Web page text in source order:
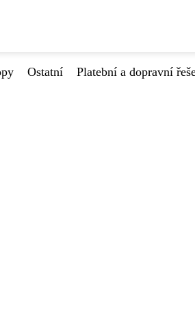
Ostatní Platební a dopravní